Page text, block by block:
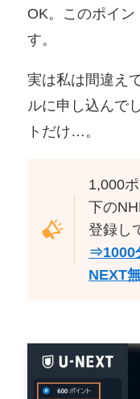
OK。このポイン
す。
実は私は間違え
ルに申し込んで
トだけ…。
1,000
下の
登録し
⇒1000
NEXT